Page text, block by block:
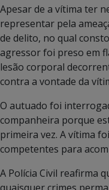
Apesar de a vítima ter
representar pela
de delito, no qual
agressor foi preso em
lesão corporal
contra a vontade da
O autuado foi
companheira porque
primeira vez. A vítima
competentes para
A Polícia Civil reafirma